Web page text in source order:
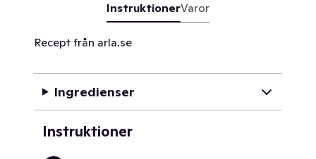
InstruktionerVaror
Recept från arla.se
Ingredienser
Instruktioner